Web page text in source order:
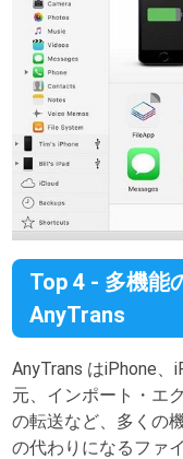
Top 4 - 多機能
AnyTrans
AnyTrans はiPhone
元、インポート・エ
の転送など、多くの
の代わりになるファ